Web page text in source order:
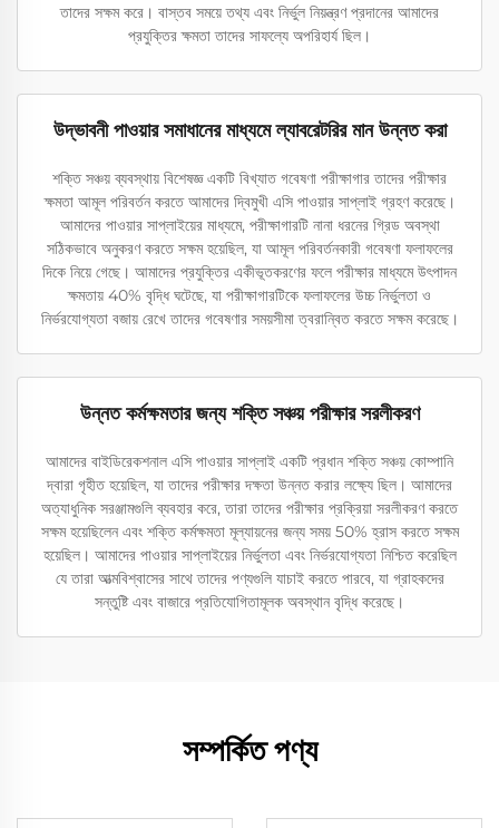
তাদের সক্ষম করে। বাস্তব সময়ে তথ্য এবং নির্ভুল নিয়ন্ত্রণ প্রদানের আমাদের
প্রযুক্তির ক্ষমতা তাদের সাফল্যে অপরিহার্য ছিল।
উদ্ভাবনী পাওয়ার সমাধানের মাধ্যমে ল্যাবরেটরির মান উন্নত করা
শক্তি সঞ্চয় ব্যবস্থায় বিশেষজ্ঞ একটি বিখ্যাত গবেষণা পরীক্ষাগার তাদের পরীক্ষার
ক্ষমতা আমূল পরিবর্তন করতে আমাদের দ্বিমুখী এসি পাওয়ার সাপ্লাই গ্রহণ করেছে।
আমাদের পাওয়ার সাপ্লাইয়ের মাধ্যমে, পরীক্ষাগারটি নানা ধরনের গ্রিড অবস্থা
সঠিকভাবে অনুকরণ করতে সক্ষম হয়েছিল, যা আমূল পরিবর্তনকারী গবেষণা ফলাফলের
দিকে নিয়ে গেছে। আমাদের প্রযুক্তির একীভূতকরণের ফলে পরীক্ষার মাধ্যমে উৎপাদন
ক্ষমতায় 40% বৃদ্ধি ঘটেছে, যা পরীক্ষাগারটিকে ফলাফলের উচ্চ নির্ভুলতা ও
নির্ভরযোগ্যতা বজায় রেখে তাদের গবেষণার সময়সীমা ত্বরান্বিত করতে সক্ষম করেছে।
উন্নত কর্মক্ষমতার জন্য শক্তি সঞ্চয় পরীক্ষার সরলীকরণ
আমাদের বাইডিরেকশনাল এসি পাওয়ার সাপ্লাই একটি প্রধান শক্তি সঞ্চয় কোম্পানি
দ্বারা গৃহীত হয়েছিল, যা তাদের পরীক্ষার দক্ষতা উন্নত করার লক্ষ্যে ছিল। আমাদের
অত্যাধুনিক সরঞ্জামগুলি ব্যবহার করে, তারা তাদের পরীক্ষার প্রক্রিয়া সরলীকরণ করতে
সক্ষম হয়েছিলেন এবং শক্তি কর্মক্ষমতা মূল্যায়নের জন্য সময় 50% হ্রাস করতে সক্ষম
হয়েছিল। আমাদের পাওয়ার সাপ্লাইয়ের নির্ভুলতা এবং নির্ভরযোগ্যতা নিশ্চিত করেছিল
যে তারা আত্মবিশ্বাসের সাথে তাদের পণ্যগুলি যাচাই করতে পারবে, যা গ্রাহকদের
সন্তুষ্টি এবং বাজারে প্রতিযোগিতামূলক অবস্থান বৃদ্ধি করেছে।
সম্পর্কিত পণ্য